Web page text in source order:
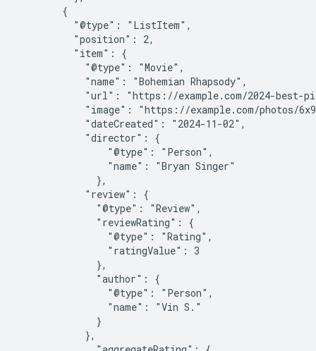
        {
          "@type": "ListItem",
          "position": 2,
          "item": {
            "@type": "Movie",
            "name": "Bohemian Rhapsody",
"url": "https://example.com/2024-best-
"image": "https://example.com/photos/
            "dateCreated": "2024-11-02",
            "director": {
                "@type": "Person",
                "name": "Bryan Singer"
              },
            "review": {
              "@type": "Review",
              "reviewRating": {
                "@type": "Rating",
                "ratingValue": 3
              },
              "author": {
                "@type": "Person",
                "name": "Vin S."
              }
            },